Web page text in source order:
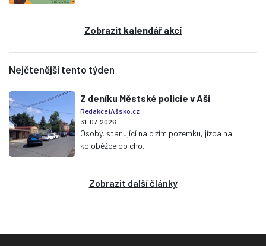
Zobrazit kalendář akcí
Nejčtenější tento týden
Z deníku Městské policie v Aši
Redakce iAšsko.cz
31. 07. 2026
Osoby, stanující na cizím pozemku, jízda na
koloběžce po cho...
Zobrazit další články